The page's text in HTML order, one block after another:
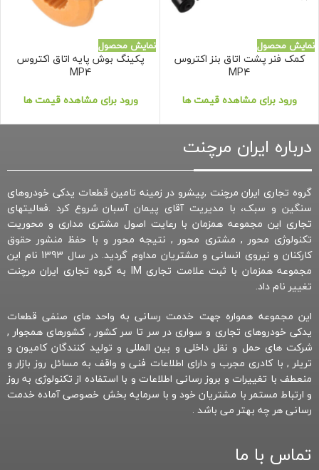
نمایش محصول
کمک فنر پشت اتاق بنز اکتروس
MP4
ورود برای مشاهده قیمت ها
نمایش محصول
پکینگ بوش پایه اتاق اکتروس
MP4
ورود برای مشاهده قیمت ها
درباره ایران مرچنت
گروه تجاری ایران مرچنت ,پیشرو در زمینه تامین قطعات یدکی خودروهای
سنگین و سبک، با مدیریت آقای پیمان آسبان شروع کرد .فعالیتهای
تجاری این مجموعه همزمان با رعایت اصول مشتری مداری و محوریت
تکنولوژی محور , مشتری محور , نتیجه محور و با حفظ منشور حقوق
کارکنان و نیروی انسانی و مشتریان مداوم گردید. در سال 1393 نام این
مجموعه همزمان با ثبت علامت تجاری IM به گروه تجاری ایران مرچنت
تغییر نام داد.
این مجموعه همواره جهت خدمت رسانی به واحد های صنفی قطعات
یدکی خودروهای تجاری و سواری در سر تا سر کشور , کشورهای همجوار ,
شرکت های حمل و نقل داخلی و بین المللی و تولید کنندگان کامیون و
تریلر , با کادری مجرب و دارای اطلاعات فنی و واقف به مسائل روز بازار و
منعطف با تغییرات و بروز رسانی اطلاعات و با استفاده از تکنولوژی به روز
و ارتباط مستمر با مشتریان خود و با سرمایه بخش خصوصی آماده خدمت
رسانی هر چه بهتر می باشد .
تماس با ما